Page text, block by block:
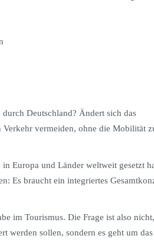
Deutschland? Ändert sich das
Verkehr vermeiden, ohne die Mobilität
Europa und Länder weltweit gesetzt
Es braucht ein integriertes
im Tourismus. Die Frage ist also
werden sollen, sondern es geht um das